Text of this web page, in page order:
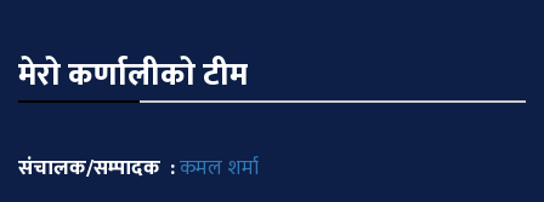
मेराे कर्णालीकाे टीम
संचालक/सम्पादक :कमल शर्मा